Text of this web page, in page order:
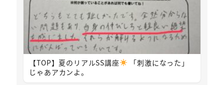
【TOP】夏のリアルSS講座
「刺激になった」
じゃあアカンよ。